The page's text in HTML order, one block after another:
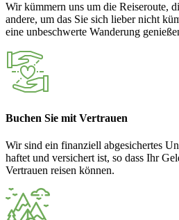
Wir kümmern uns um die Reiseroute,
andere, um das Sie sich lieber nicht
eine unbeschwerte Wanderung
Buchen Sie mit Vertrauen
Wir sind ein finanziell abgesichertes
haftet und versichert ist, so dass Ihr
Vertrauen reisen können.